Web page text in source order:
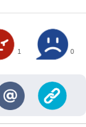
1 0